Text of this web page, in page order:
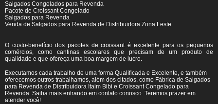
Salgados Congelados para Revenda
Pacote de Croissant Congelado
Salgados para Revenda
Venda de Salgados para Revenda de Distribuidora Zona Leste
O custo-benefício dos pacotes de croissant é excelente para os pequenos
comércios, como cantinas escolares que precisam de um produto de
qualidade e que ofereça uma boa margem de lucro.
Executamos cada trabalho de uma forma Qualificada e Excelente, e também
oferecemos outros trabalhamos, além dos citados, como Fábrica de Salgados
para Revenda de Distribuidora Itaim Bibi e Croissant Congelado para
Revenda. Saiba mais entrando em contato conosco. Teremos prazer em
atender você!